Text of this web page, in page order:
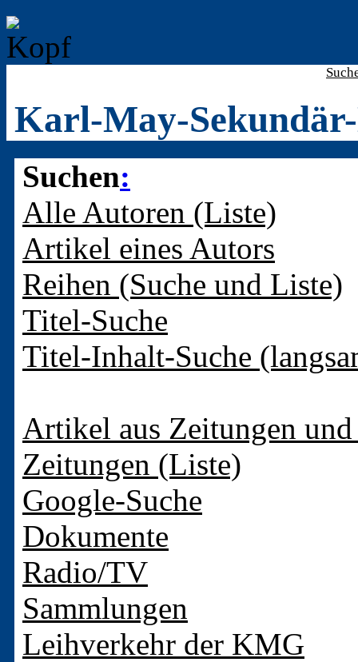
Karl-May-
Suchen:
Alle Autoren (Liste)
Artikel eines Autors
Reihen (Suche und Liste)
Titel-Suche
Titel-Inhalt-Suche
Artikel aus Zeitungen
Zeitungen (Liste)
Google-Suche
Dokumente
Radio/TV
Sammlungen
Leihverkehr der KMG